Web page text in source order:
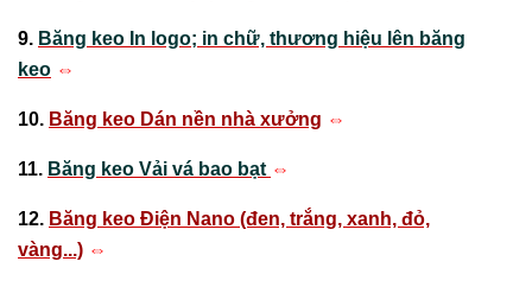
9. Băng keo In logo; in chữ, thương hiệu lên băng
keo ⇔
10. Băng keo Dán nền nhà xưởng ⇔
11. Băng keo Vải vá bao bạt ⇔
12. Băng keo Điện Nano (đen, trắng, xanh, đỏ,
vàng...) ⇔